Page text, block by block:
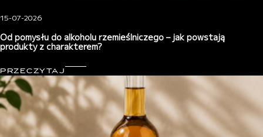
15-07-2026
Od pomysłu do alkoholu rzemieślniczego – jak powstają
produkty z charakterem?
PRZECZYTAJ